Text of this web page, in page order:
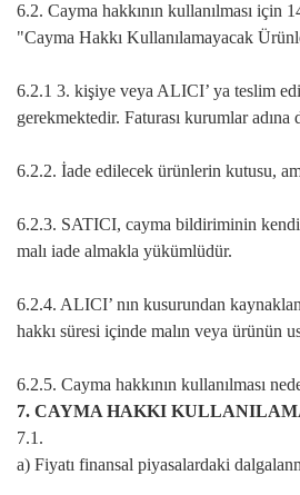
6.2. Cayma hakkının kullanılması için
"Cayma Hakkı Kullanılamayacak
6.2.1 3. kişiye veya ALICI’ ya teslim
gerekmektedir. Faturası kurumlar
6.2.2. İade edilecek ürünlerin kutusu,
6.2.3. SATICI, cayma bildiriminin
malı iade almakla yükümlüdür.
6.2.4. ALICI’ nın kusurundan
hakkı süresi içinde malın veya ürünün
6.2.5. Cayma hakkının kullanılması
7. CAYMA HAKKI
7.1.
a) Fiyatı finansal piyasalardaki